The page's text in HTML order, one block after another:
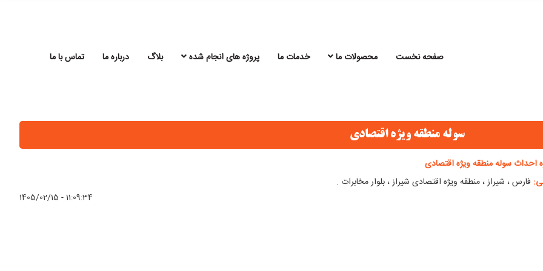
صفحه نخست محصولات ما خدمات ما پروژه های انجام شده بلاگ درباره ما تماس با ما
سوله منطقه ویژه اقتصادی
احداث سوله منطقه ویژه اقتصادی
فارس ، شیراز ، منطقه ویژه اقتصادی شیراز ، بلوار مخابرات .
1405/02/15 - 11:09:34